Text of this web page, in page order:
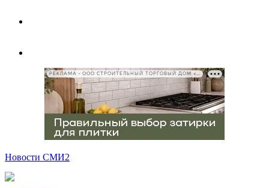
РЕКЛАМА • ООО СТРОИТЕЛЬНЫЙ ТОРГОВЫЙ ДОМ «ПЕТРОВИЧ», ИНН 7802348846
Новости СМИ2